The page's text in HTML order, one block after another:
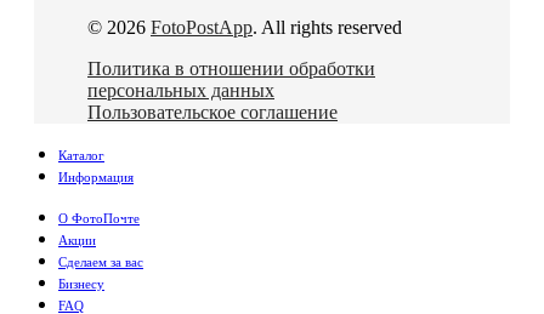
© 2026 FotoPostApp. All rights reserved
Политика в отношении обработки
персональных данных
Пользовательское соглашение
Каталог
Информация
О ФотоПочте
Акции
Сделаем за вас
Бизнесу
FAQ